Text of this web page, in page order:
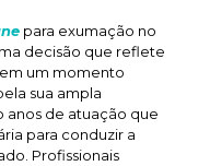
para exumação no
decisão que reflete
um momento
sua ampla
anos de atuação que
para conduzir a
Profissionais